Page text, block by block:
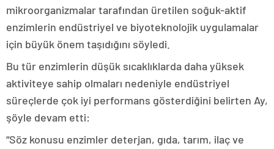
mikroorganizmalar tarafından üretilen soğuk-aktif
enzimlerin endüstriyel ve biyoteknolojik uygulamalar
için büyük önem taşıdığını söyledi.
Bu tür enzimlerin düşük sıcaklıklarda daha yüksek
aktiviteye sahip olmaları nedeniyle endüstriyel
süreçlerde çok iyi performans gösterdiğini belirten Ay,
şöyle devam etti:
“Söz konusu enzimler deterjan, gıda, tarım, ilaç ve